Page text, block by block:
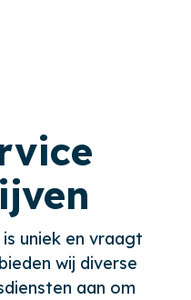
uniek en vraagt
wij diverse
aan om